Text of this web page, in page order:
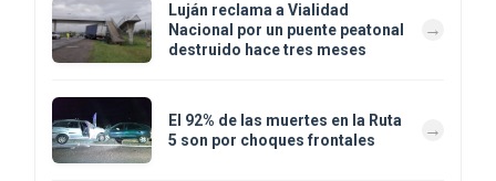
Luján reclama a Vialidad
Nacional por un puente peatonal
destruido hace tres meses
El 92% de las muertes en la Ruta
5 son por choques frontales